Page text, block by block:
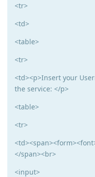
<tr>
<td>
<table>
<tr>
<td><p>Insert your
the service: </p>
<table>
<tr>
</span><br>
<input>